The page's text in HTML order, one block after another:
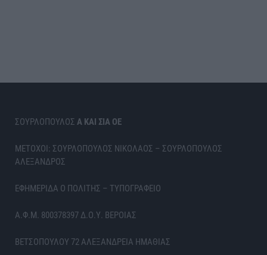
ΣΟΥΡΛΟΠΟΥΛΟΣ Α ΚΑΙ ΣΙΑ ΟΕ
ΜΕΤΟΧΟΙ: ΣΟΥΡΛΟΠΟΥΛΟΣ ΝΙΚΟΛΑΟΣ – ΣΟΥΡΛΟΠΟΥΛΟΣ
ΑΛΕΞΑΝΔΡΟΣ
ΕΦΗΜΕΡΙΔΑ Ο ΠΟΛΙΤΗΣ – ΤΥΠΟΓΡΑΦΕΙΟ
Α.Φ.Μ. 800378397 Δ.Ο.Υ. ΒΕΡΟΙΑΣ
ΒΕΤΣΟΠΟΥΛΟΥ 72 ΑΛΕΞΑΝΔΡΕΙΑ ΗΜΑΘΙΑΣ